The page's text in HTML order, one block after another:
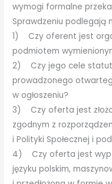
wymogi formalne
Sprawdzeniu podlegają
1) Czy oferent jest
podmiotem
2) Czy jego cele
prowadzonego
w ogłoszeniu?
3) Czy oferta jest
zgodnym z
i Polityki Społecznej i
4) Czy oferta jest
języku polskim,